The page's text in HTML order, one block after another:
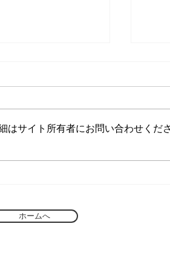
灯油
はサイト所有者にお問い合わせくださ
ホームへ